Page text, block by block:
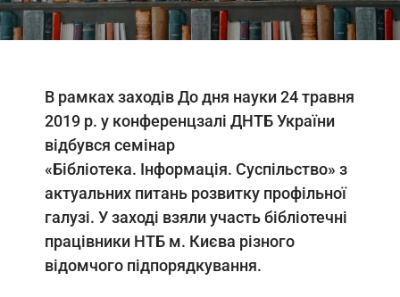
В рамках заходів До дня науки 24 травня
2019 р. у конференцзалі ДНТБ України
відбувся семінар
«Бібліотека. Інформація. Суспільство» з
актуальних питань розвитку профільної
галузі. У заході взяли участь бібліотечні
працівники НТБ м. Києва різного
відомчого підпорядкування.